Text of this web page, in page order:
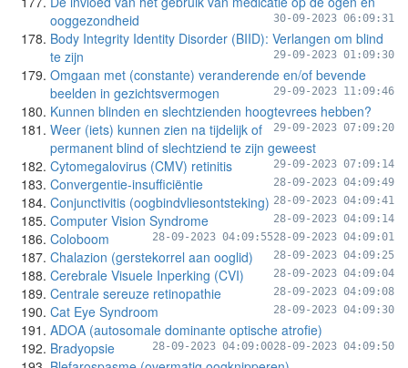
ooggezondheid
30-09-2023 06:09:31
Body Integrity Identity Disorder (BIID): Verlangen om blind
te zijn
29-09-2023 01:09:30
Omgaan met (constante) veranderende en/of bevende
beelden in gezichtsvermogen
29-09-2023 11:09:46
Kunnen blinden en slechtzienden hoogtevrees hebben?
29-09-2023 07:09:20
Weer (iets) kunnen zien na tijdelijk of
permanent blind of slechtziend te zijn geweest
29-09-2023 07:09:14
Cytomegalovirus (CMV) retinitis
28-09-2023 04:09:49
Convergentie-insufficiëntie
28-09-2023 04:09:41
Conjunctivitis (oogbindvliesontsteking)
28-09-2023 04:09:14
Computer Vision Syndrome
28-09-2023 04:09:01
Coloboom 28-09-2023 04:09:55
Chalazion (gerstekorrel aan ooglid) 28-09-2023 04:09:25
Cerebrale Visuele Inperking (CVI) 28-09-2023 04:09:04
Centrale sereuze retinopathie 28-09-2023 04:09:08
Cat Eye Syndroom 28-09-2023 04:09:30
ADOA (autosomale dominante optische atrofie)
28-09-2023 04:09:50
Bradyopsie 28-09-2023 04:09:00